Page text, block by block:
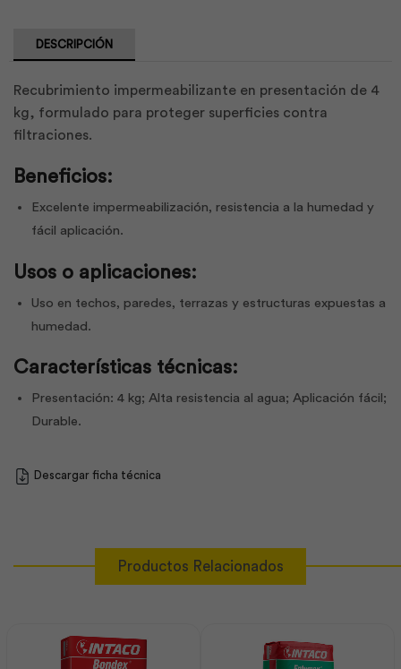
DESCRIPCIÓN
Recubrimiento impermeabilizante en presentación de 4
kg, formulado para proteger superficies contra
filtraciones.
Beneficios:
Excelente impermeabilización, resistencia a la humedad y
fácil aplicación.
Usos o aplicaciones:
Uso en techos, paredes, terrazas y estructuras expuestas a
humedad.
Características técnicas:
Presentación: 4 kg; Alta resistencia al agua; Aplicación fácil;
Durable.
Descargar ficha técnica
Productos Relacionados